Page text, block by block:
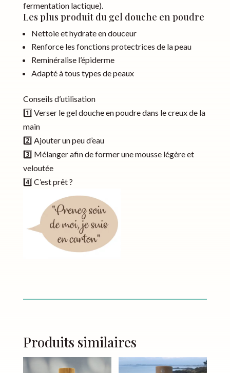
fermentation lactique).
Les plus produit du gel douche en poudre
Nettoie et hydrate en douceur
Renforce les fonctions protectrices de la peau
Reminéralise l’épiderme
Adapté à tous types de peaux
Conseils d’utilisation
1️⃣ Verser le gel douche en poudre dans le creux de la
main
2️⃣ Ajouter un peu d’eau
3️⃣ Mélanger afin de former une mousse légère et
veloutée
4️⃣ C’est prêt ?
Produits similaires